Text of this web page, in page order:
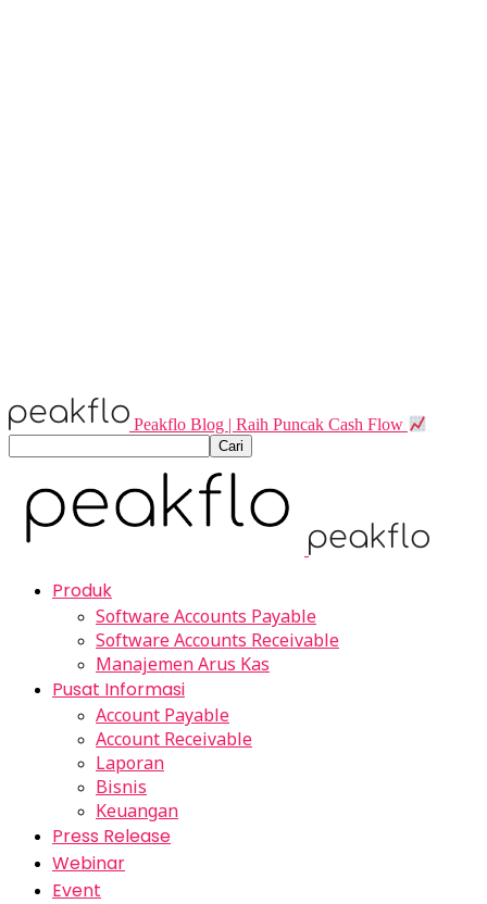
Peakflo Blog | Raih Puncak Cash Flow
Produk
Software Accounts Payable
Software Accounts Receivable
Manajemen Arus Kas
Pusat Informasi
Account Payable
Account Receivable
Laporan
Bisnis
Keuangan
Press Release
Webinar
Event